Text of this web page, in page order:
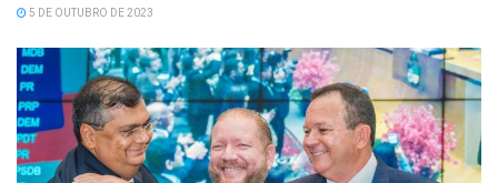
5 DE OUTUBRO DE 2023